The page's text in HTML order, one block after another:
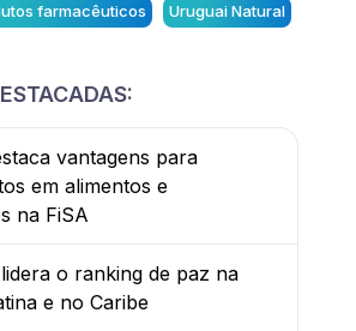
farmacêuticos Uruguai Natural
vantagens para
em alimentos e
na FiSA
o ranking de paz na
e no Caribe